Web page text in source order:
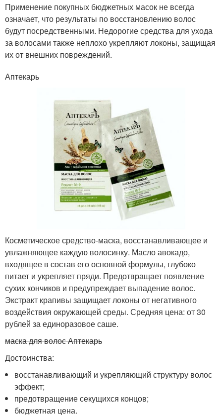
Применение покупных бюджетных масок не всегда
означает, что результаты по восстановлению волос
будут посредственными. Недорогие средства для ухода
за волосами также неплохо укрепляют локоны, защищая
их от внешних повреждений.
Аптекарь
Косметическое средство-маска, восстанавливающее и
увлажняющее каждую волосинку. Масло авокадо,
входящее в состав его основной формулы, глубоко
питает и укрепляет пряди. Предотвращает появление
сухих кончиков и предупреждает выпадение волос.
Экстракт крапивы защищает локоны от негативного
воздействия окружающей среды. Средняя цена: от 30
рублей за единоразовое саше.
маска для волос Аптекарь
Достоинства:
восстанавливающий и укрепляющий структуру волос
эффект;
предотвращение секущихся концов;
бюджетная цена.